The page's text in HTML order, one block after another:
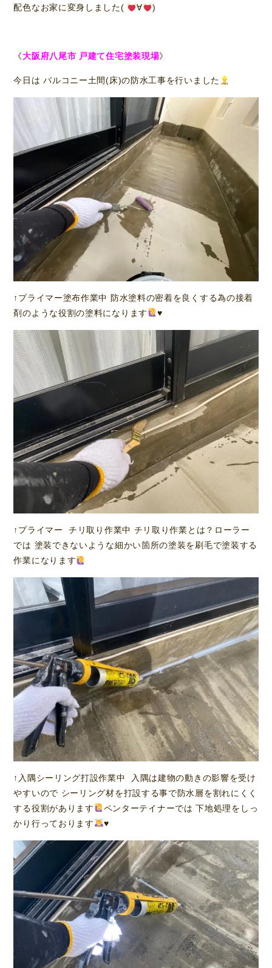
配色なお家に変身しました( ∀ )
《大阪府八尾市 戸建て住宅塗装現場》
今日は バルコニー土間(床)の防水工事を行いました
↑プライマー塗布作業中 防水塗料の密着を良くする為の接着
剤のような役割の塗料になります
♥️
↑プライマー チリ取り作業中 チリ取り作業とは？ローラー
では 塗装できないような細かい箇所の塗装を刷毛で塗装する
作業になります
↑入隅シーリング打設作業中 入隅は建物の動きの影響を受け
やすいので シーリング材を打設する事で防水層を割れにくく
する役割があります
ペンターテイナーでは 下地処理をしっ
かり行っております
♥️